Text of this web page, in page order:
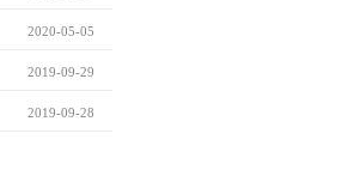
2020-05-05
2019-09-29
2019-09-28